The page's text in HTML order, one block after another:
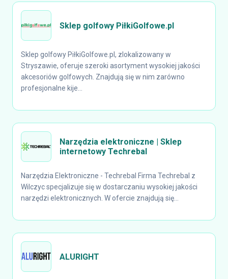
Sklep golfowy PiłkiGolfowe.pl
Sklep golfowy PiłkiGolfowe.pl, zlokalizowany w
Stryszawie, oferuje szeroki asortyment wysokiej jakości
akcesoriów golfowych. Znajdują się w nim zarówno
profesjonalne kije...
Narzędzia elektroniczne | Sklep
internetowy Techrebal
Narzędzia Elektroniczne - Techrebal Firma Techrebal z
Wilczyc specjalizuje się w dostarczaniu wysokiej jakości
narzędzi elektronicznych. W ofercie znajdują się...
ALURIGHT